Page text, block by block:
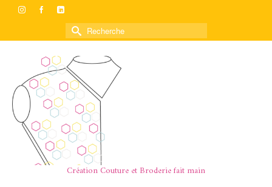
Rechercher :
Création Couture et Broderie fait main